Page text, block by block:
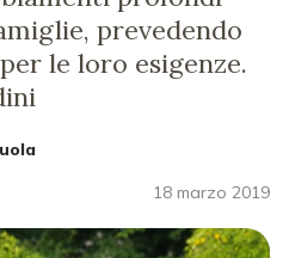
prevedendo
le loro esigenze.
18 marzo 2019